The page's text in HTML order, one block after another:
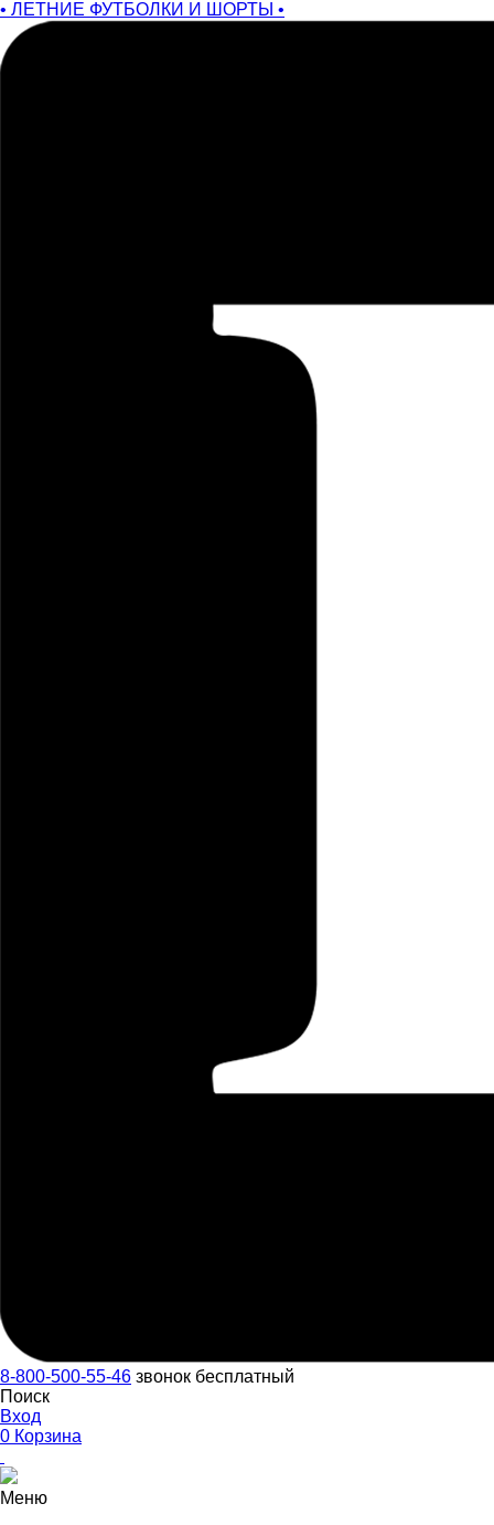
• ЛЕТНИЕ ФУТБОЛКИ И ШОРТЫ •
8-800-500-55-46 звонок бесплатный
Поиск
Вход
0 Корзина
Меню